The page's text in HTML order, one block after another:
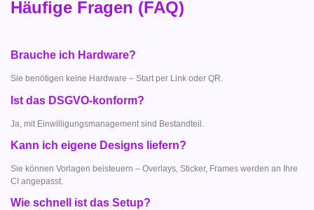
Häufige Fragen (FAQ)
Brauche ich Hardware?
Sie benötigen keine Hardware – Start per Link oder QR.
Ist das DSGVO-konform?
Ja, mit Einwilligungsmanagement sind Bestandteil.
Kann ich eigene Designs liefern?
Sie können Vorlagen beisteuern – Overlays, Sticker, Frames werden an Ihre
CI angepasst.
Wie schnell ist das Setup?